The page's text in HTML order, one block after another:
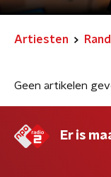
Artiesten
Geen artikelen
Er is